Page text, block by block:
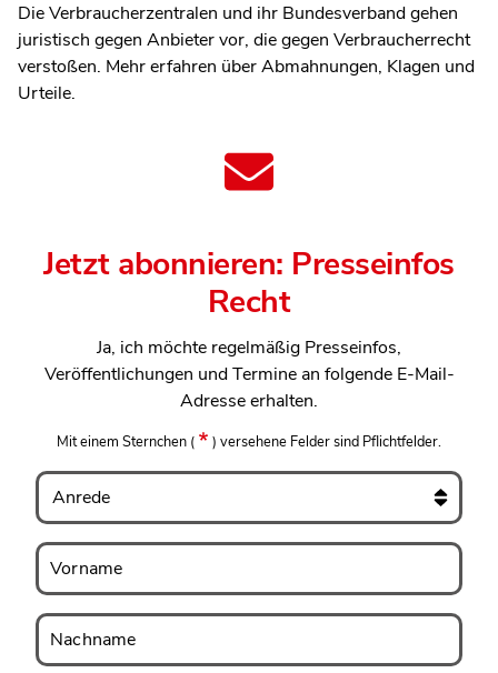
Die Verbraucherzentralen und ihr Bundesverband gehen
juristisch gegen Anbieter vor, die gegen Verbraucherrecht
verstoßen. Mehr erfahren über Abmahnungen, Klagen und
Urteile.
Jetzt abonnieren: Presseinfos
Recht
Ja, ich möchte regelmäßig Presseinfos,
Veröffentlichungen und Termine an folgende E-Mail-
Adresse erhalten.
Mit einem Sternchen ( ) versehene Felder sind Pflichtfelder.
Anrede
Vorname
Vorname
Nachname
Nachname